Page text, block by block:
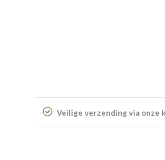
Veilige verzending via onze